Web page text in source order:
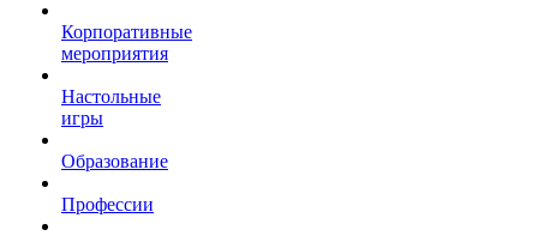
Корпоративные
мероприятия
Настольные
игры
Образование
Профессии